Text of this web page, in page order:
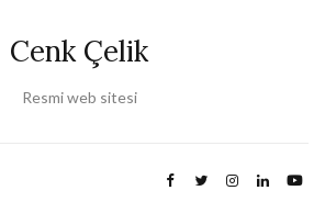
Cenk Çelik
Resmi web sitesi